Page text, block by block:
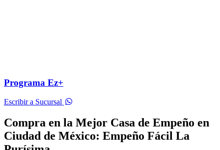
Programa Ez+
Escribir a Sucursal
Compra en la Mejor Casa de Empeño en
Ciudad de México: Empeño Fácil La